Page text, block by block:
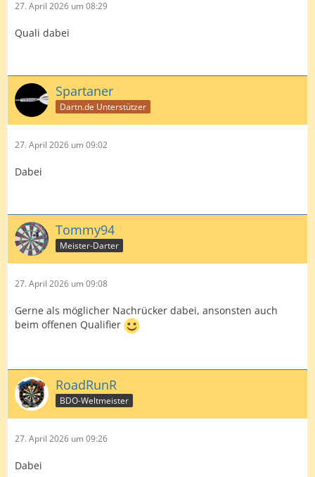
27. April 2026 um 08:29
Quali dabei
Spartaner
Dartn.de Unterstützer
27. April 2026 um 09:02
Dabei
Tommy94
Meister-Darter
27. April 2026 um 09:08
Gerne als möglicher Nachrücker dabei, ansonsten auch
beim offenen Qualifier
RoadRunR
BDO-Weltmeister
27. April 2026 um 09:26
Dabei